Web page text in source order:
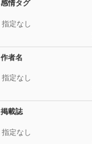
感情タグ
指定なし
作者名
指定なし
掲載誌
指定なし